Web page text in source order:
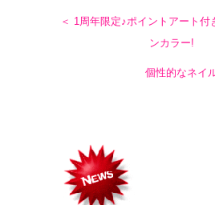
＜ 1周年限定♪ポイントアート付
ンカラー!
個性的なネイ